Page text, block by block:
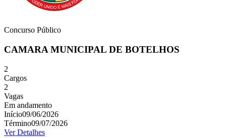
Concurso Público
CAMARA MUNICIPAL DE BOTELHOS
2
Cargos
2
Vagas
Em andamento
Início09/06/2026
Término09/07/2026
Ver Detalhes